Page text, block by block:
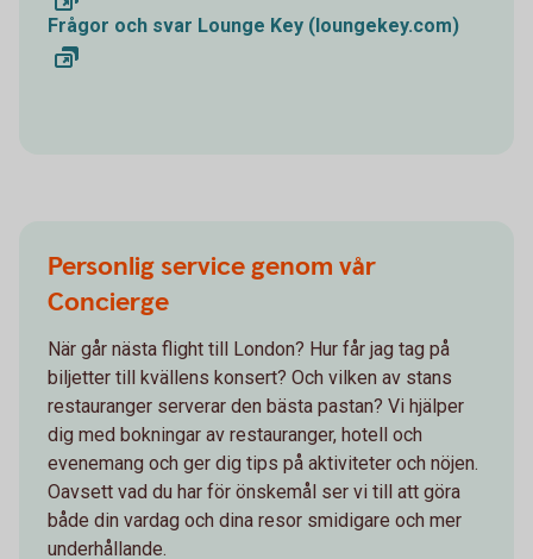
Frågor och svar Lounge Key (loungekey.com)
Personlig service genom vår
Concierge
När går nästa flight till London? Hur får jag tag på
biljetter till kvällens konsert? Och vilken av stans
restauranger serverar den bästa pastan? Vi hjälper
dig med bokningar av restauranger, hotell och
evenemang och ger dig tips på aktiviteter och nöjen.
Oavsett vad du har för önskemål ser vi till att göra
både din vardag och dina resor smidigare och mer
underhållande.